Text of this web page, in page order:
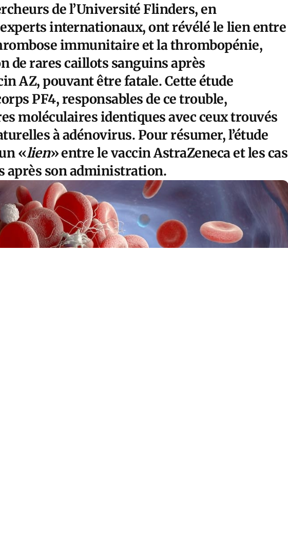
de l’Université Flinders, en
internationaux, ont révélé le lien entre
immunitaire et la thrombopénie,
de rares caillots sanguins après
AZ, pouvant être fatale. Cette étude
PF4,responsables de ce trouble,
moléculaires identiques avec ceux trouvés
à adénovirus. Pour résumer, l’étude
«lien» entre le vaccin AstraZeneca et les cas
après son administration.